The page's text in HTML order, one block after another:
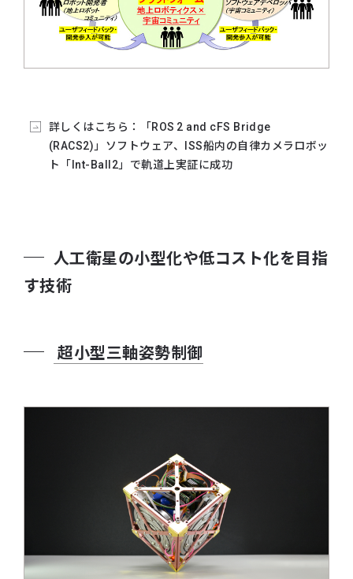
詳しくはこちら：「ROS 2 and cFS Bridge
(RACS2)」ソフトウェア、ISS船内の自律カメラロボッ
ト「Int-Ball2」で軌道上実証に成功
人工衛星の小型化や低コスト化を目指
す技術
超小型三軸姿勢制御